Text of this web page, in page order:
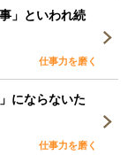
」といわれ続
仕事力を磨く
にならないた
仕事力を磨く